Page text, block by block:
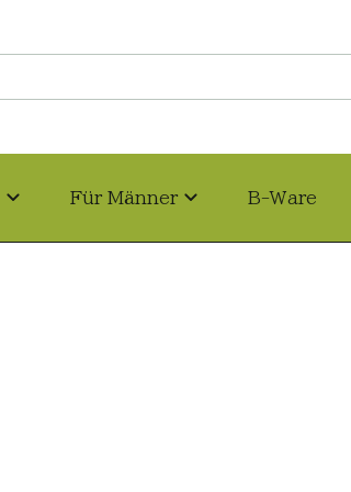
Für Männer B-Ware